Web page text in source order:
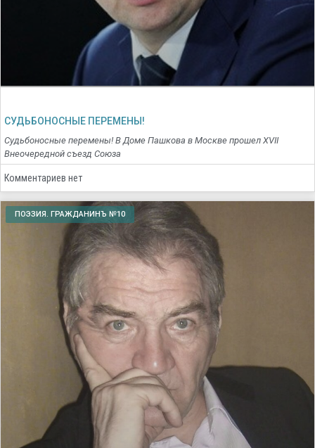
СУДЬБОНОСНЫЕ ПЕРЕМЕНЫ!
Судьбоносные перемены! В Доме Пашкова в Москве прошел XVII
Внеочередной съезд Союза
Комментариев нет
ПОЭЗИЯ. ГРАЖДАНИНЪ №10